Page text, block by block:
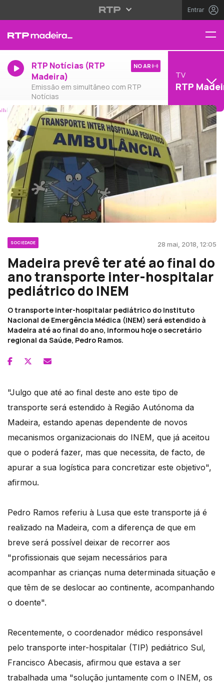
Entrar
RTP Notícias (RTP
Madeira)
Emissão em simultâneo com RTP
Notícias
NO AR
TV
RTP
SOCIEDADE 28 mai, 2018, 12:05
Madeira prevê ter até ao final do
ano transporte inter-hospitalar
pediátrico do INEM
O transporte inter-hospitalar pediátrico do Instituto
Nacional de Emergência Médica (INEM) será estendido à
Madeira até ao final do ano, informou hoje o secretário
regional da Saúde, Pedro Ramos.
"Julgo que até ao final deste ano este tipo de
transporte será estendido à Região Autónoma da
Madeira, estando apenas dependente de novos
mecanismos organizacionais do INEM, que já aceitou
que o poderá fazer, mas que necessita, de facto, de
apurar a sua logística para concretizar este objetivo",
afirmou.
Pedro Ramos referiu à Lusa que este transporte já é
realizado na Madeira, com a diferença de que em
breve será possível deixar de recorrer aos
"profissionais que sejam necessários para
acompanhar as crianças numa determinada situação e
que têm de se deslocar ao continente, acompanhando
o doente".
Recentemente, o coordenador médico responsável
pelo transporte inter-hospitalar (TIP) pediátrico Sul,
Francisco Abecasis, afirmou que estava a ser
trabalhada uma "solução juntamente com o INEM, os